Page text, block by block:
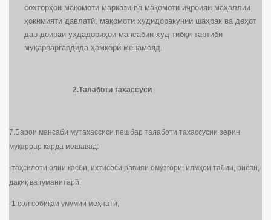
сохторҳои мақомоти марказӣ ва мақомоти иҷроияи маҳаллии
ҳокимияти давлатӣ, мақомоти худидоракунии шаҳрак ва деҳот
дар доираи уҳдадориҳои мансабии худ тибқи тартиби
муқарраргардида ҳамкорӣ менамояд.
2.Талаботи тахассусӣ
7.Барои мансаби мутахассиси пешбар талаботи тахассусии зерин
муқаррар карда мешавад:
-таҳсилоти олии касбӣ, ихтисоси равияи омӯзгорӣ, илмҳои табиӣ, риёзӣ,
дақиқ ва гуманитарӣ;
-1 сол собиқаи умумии меҳнатӣ;